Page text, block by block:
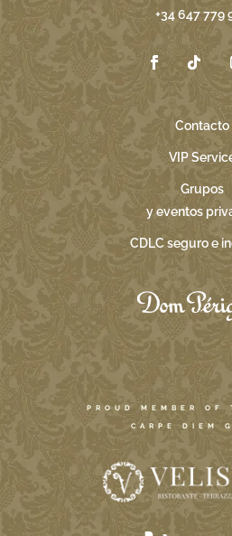
+34 647 779
Contacto
VIP
Grupos
y eventos
CDLC seguro e
PROUD MEMBER
CARPE DIEM